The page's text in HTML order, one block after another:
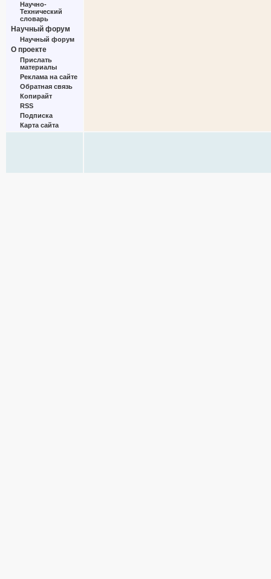
Научно-
Технический
словарь
Научный форум
Научный форум
О проекте
Прислать
материалы
Реклама на сайте
Обратная связь
Копирайт
RSS
Подписка
Карта сайта